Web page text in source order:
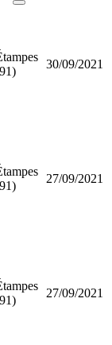
30/09/2021
27/09/2021
27/09/2021